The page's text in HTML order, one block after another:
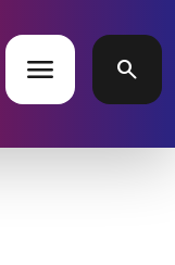
menu search